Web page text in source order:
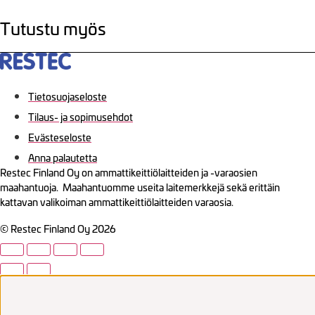
Tutustu myös
Tietosuojaseloste
Tilaus- ja sopimusehdot
Evästeseloste
Anna palautetta
Restec Finland Oy on ammattikeittiölaitteiden ja -varaosien
maahantuoja. Maahantuomme useita laitemerkkejä sekä erittäin
kattavan valikoiman ammattikeittiölaitteiden varaosia.
© Restec Finland Oy 2026